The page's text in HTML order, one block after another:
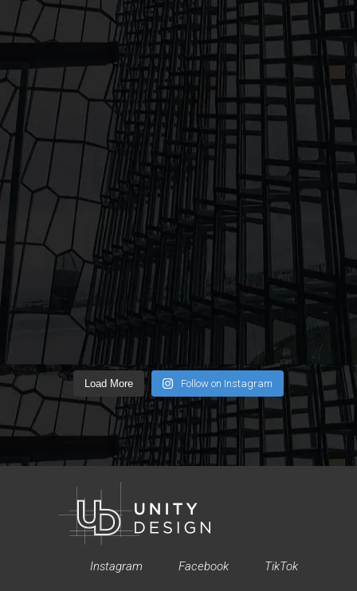
Load More Follow on Instagram
Instagram Facebook TikTok